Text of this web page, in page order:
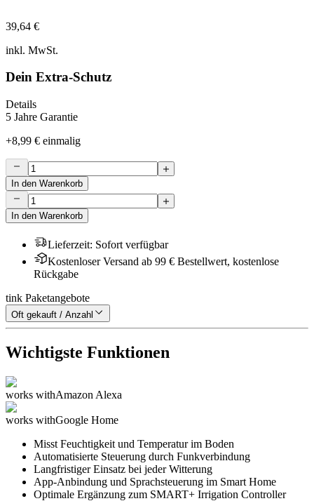
39,64 €
inkl. MwSt.
Dein Extra-Schutz
Details
5 Jahre Garantie
+8,99 € einmalig
In den Warenkorb
In den Warenkorb
Lieferzeit: Sofort verfügbar
Kostenloser Versand ab 99 € Bestellwert, kostenlose
Rückgabe
tink Paketangebote
Oft gekauft / Anzahl
Wichtigste Funktionen
works withAmazon Alexa
works withGoogle Home
Misst Feuchtigkeit und Temperatur im Boden
Automatisierte Steuerung durch Funkverbindung
Langfristiger Einsatz bei jeder Witterung
App-Anbindung und Sprachsteuerung im Smart Home
Optimale Ergänzung zum SMART+ Irrigation Controller